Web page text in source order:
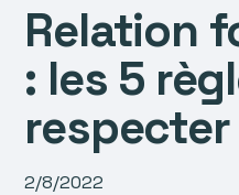
Relation
: les 5
respecter
2/8/2022